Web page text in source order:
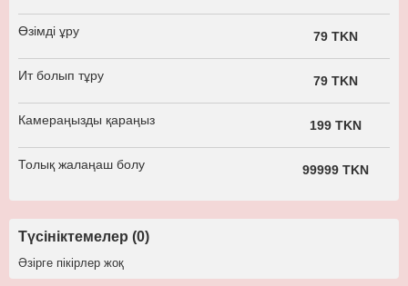
Өзімді ұру 79 TKN
Ит болып тұру 79 TKN
Камераңызды қараңыз 199 TKN
Толық жалаңаш болу 99999 TKN
Түсініктемелер (0)
Әзірге пікірлер жоқ